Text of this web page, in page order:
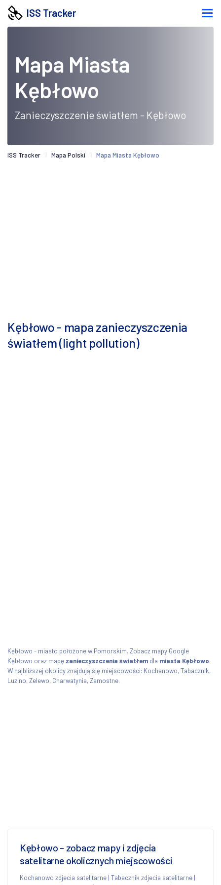
ISS Tracker
Mapa Miasta
Kębłowo
Zanieczyszczenie światłem - Kębłowo
ISS Tracker Mapa Polski Mapa Miasta Kębłowo
Kębłowo - mapa zanieczyszczenia
światłem (light pollution)
Kębłowo - miasto położone w Pomorskim. Zobacz mapy Google
Kębłowo oraz mapę zanieczyszczenia światłem dla miasta Kębłowo.
W najbliższej okolicy znajdują się miejscowości: Kochanowo, Tabacznik,
Luzino, Zelewo, Charwatynia, Zamostne.
Kębłowo - zobacz mapy i zdjęcia
satelitarne okolicznych miejscowości
Kochanowo zdjecia satelitarne | Tabacznik zdjecia satelitarne |